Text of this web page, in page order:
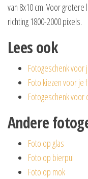
van 8x10 cm. Voor
richting 1800-2000 pixels.
Lees ook
Fotogeschenk
Foto kiezen voor je
Fotogeschenk voor
Andere
Foto op glas
Foto op bierpul
Foto op mok